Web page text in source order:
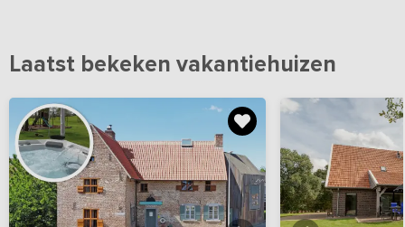
Laatst bekeken vakantiehuizen